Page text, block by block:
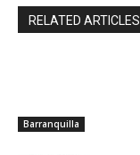
RELATED ARTICLES
Barranquilla